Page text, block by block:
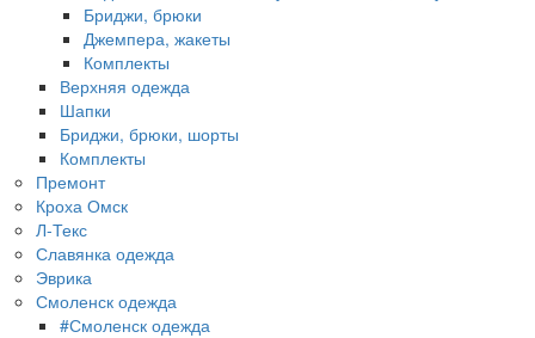
Бриджи, брюки
Джемпера, жакеты
Комплекты
Верхняя одежда
Шапки
Бриджи, брюки, шорты
Комплекты
Премонт
Кроха Омск
Л-Текс
Славянка одежда
Эврика
Смоленск одежда
#Смоленск одежда